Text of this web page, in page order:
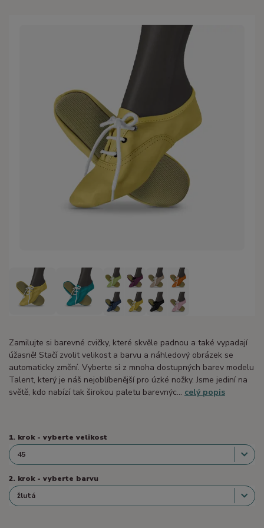
Zamilujte si barevné cvičky, které skvěle padnou a také vypadají
úžasně! Stačí zvolit velikost a barvu a náhledový obrázek se
automaticky změní. Vyberte si z mnoha dostupných barev modelu
Talent, který je náš nejoblíbenější pro úzké nožky. Jsme jediní na
světě, kdo nabízí tak širokou paletu barevnýc... celý popis
1. krok - vyberte velikost
2. krok - vyberte barvu